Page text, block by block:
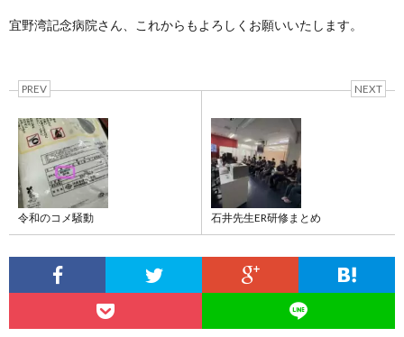
宜野湾記念病院さん、これからもよろしくお願いいたします。
PREV
令和のコメ騒動
NEXT
石井先生ER研修まとめ